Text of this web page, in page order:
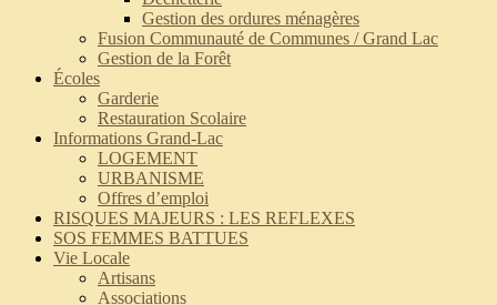
Gestion des ordures ménagères
Fusion Communauté de Communes / Grand Lac
Gestion de la Forêt
Écoles
Garderie
Restauration Scolaire
Informations Grand-Lac
LOGEMENT
URBANISME
Offres d’emploi
RISQUES MAJEURS : LES REFLEXES
SOS FEMMES BATTUES
Vie Locale
Artisans
Associations